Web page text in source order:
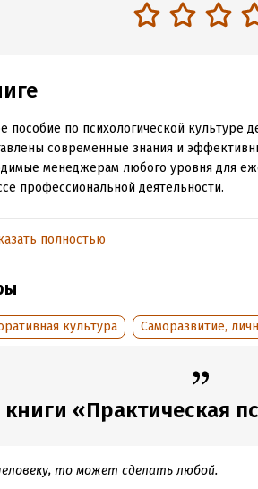
пособие по психологической культуре
современные знания и
менеджерам любого уровня для
профессиональной деятельности.
информация
398034
2024
полностью
культура Саморазвитие,
«Практическая
то может сделать любой.